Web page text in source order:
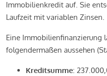
Immobilienkredit auf. Sie
Laufzeit mit variablen Zinsen.
Eine Immobilienfinanzierung
folgendermaßen aussehen
Kreditsumme: